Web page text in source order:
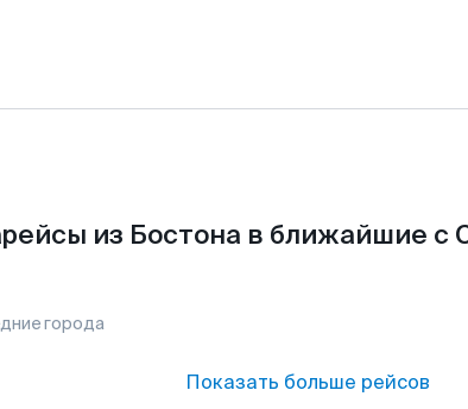
из Бостона в ближайшие с
города
Показать больше рейсов